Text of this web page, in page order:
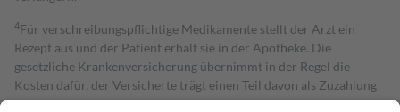
4Für verschreibungspflichtige Medikamente stellt der Arzt ein
Rezept aus und der Patient erhält sie in der Apotheke. Die
gesetzliche Krankenversicherung übernimmt in der Regel die
Kosten dafür, der Versicherte trägt einen Teil davon als Zuzahlung
mit.